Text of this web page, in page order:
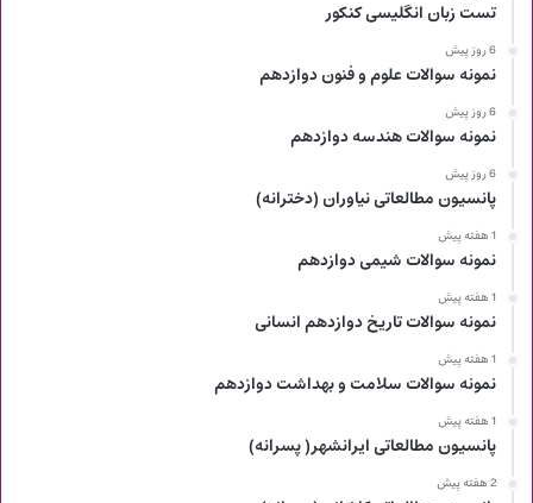
تست زبان انگلیسی کنکور
6 روز پیش
نمونه سوالات علوم و فنون دوازدهم
6 روز پیش
نمونه سوالات هندسه دوازدهم
6 روز پیش
پانسیون مطالعاتی نیاوران (دخترانه)
1 هفته پیش
نمونه سوالات شیمی دوازدهم
1 هفته پیش
نمونه سوالات تاریخ دوازدهم انسانی
1 هفته پیش
نمونه سوالات سلامت و بهداشت دوازدهم
1 هفته پیش
پانسیون مطالعاتی ایرانشهر( پسرانه)
2 هفته پیش